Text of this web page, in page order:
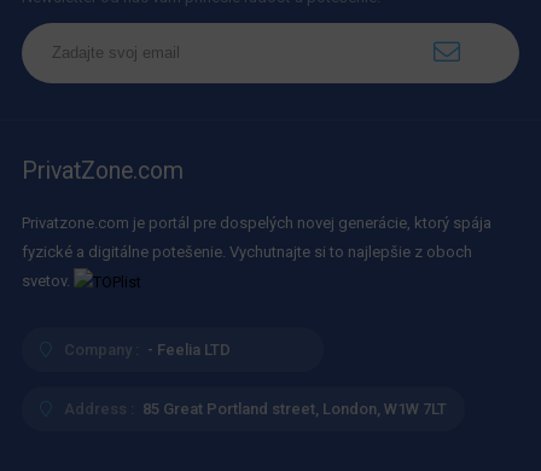
PrivatZone.com
Privatzone.com je portál pre dospelých novej generácie, ktorý spája
fyzické a digitálne potešenie. Vychutnajte si to najlepšie z oboch
svetov.
Company : - Feelia LTD
Address : 85 Great Portland street, London, W1W 7LT